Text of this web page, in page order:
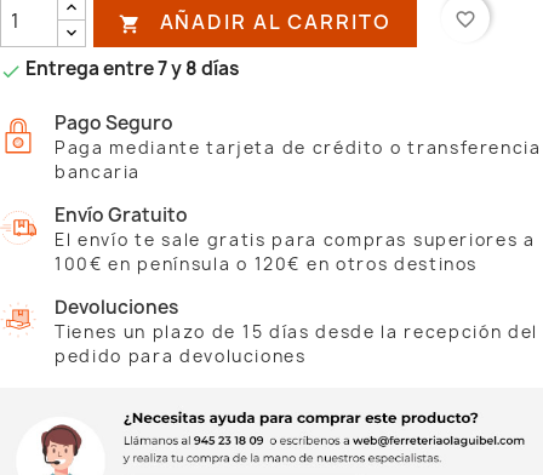
 AÑADIR AL CARRITO favorite_border
 Entrega entre 7 y 8 días
Pago Seguro
Paga mediante tarjeta de crédito o transferencia
bancaria
Envío Gratuito
El envío te sale gratis para compras superiores a
100€ en península o 120€ en otros destinos
Devoluciones
Tienes un plazo de 15 días desde la recepción del
pedido para devoluciones